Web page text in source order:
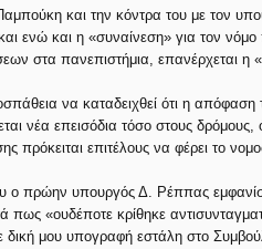
και την κόντρα του με τον
ενώ και η «συναίνεση» για τον
στα πανεπιστήμια, επανέρχεται η
να καταδειχθεί ότι η απόφαση
νέα επεισόδια τόσο στους
πρόκειται επιτέλους να φέρει το
ο πρώην υπουργός Δ. Ρέππας
πως «ουδέποτε κρίθηκε
μου υπογραφή εστάλη στο